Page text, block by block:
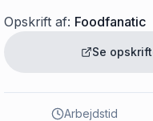
Opskrift af: Foodfanatic
Se
Arbejdstid